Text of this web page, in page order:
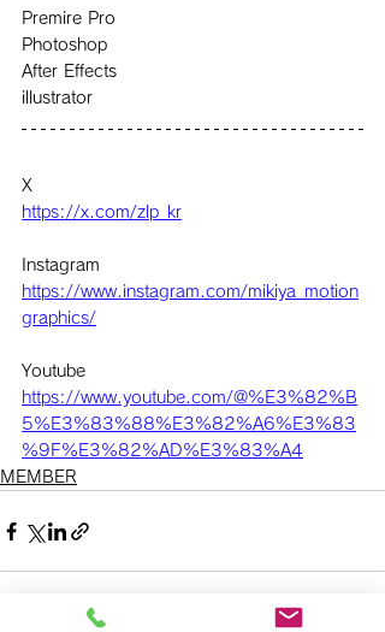
Premire Pro
Photoshop
After Effects
illustrator
X
https://x.com/zlp_kr
Instagram
https://www.instagram.com/mikiya_motion
graphics/
Youtube
https://www.youtube.com/@%E3%82%B
5%E3%83%88%E3%82%A6%E3%83
%9F%E3%82%AD%E3%83%A4
MEMBER